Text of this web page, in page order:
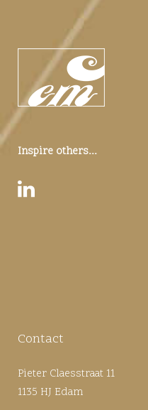
Inspire others...
Contact
Pieter Claesstraat 11
1135 HJ Edam